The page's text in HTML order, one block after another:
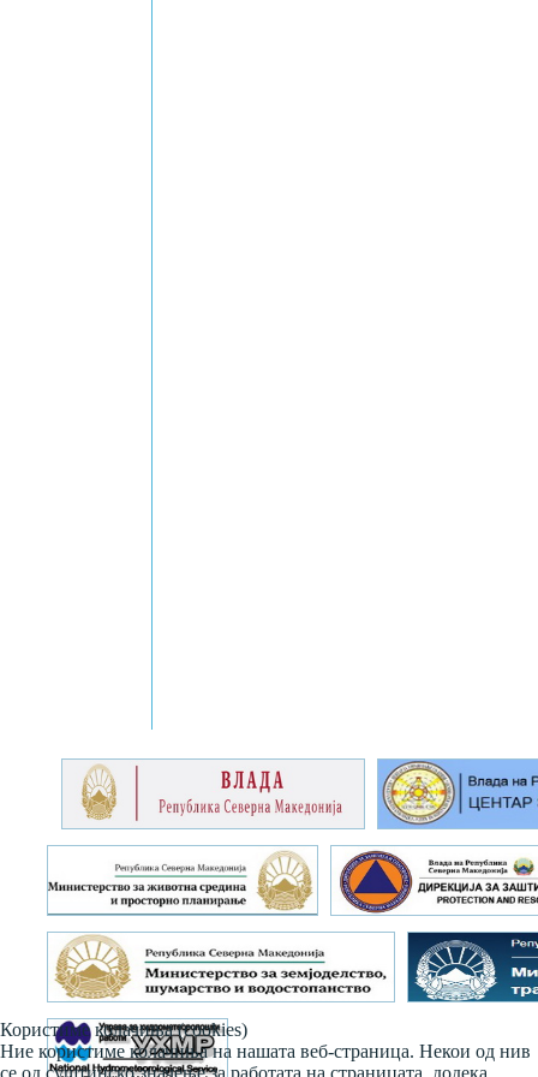
Користиме колачиња (cookies)
Ние користиме колачиња на нашата веб-страница. Некои од нив
се од суштинско значење за работата на страницата, додека